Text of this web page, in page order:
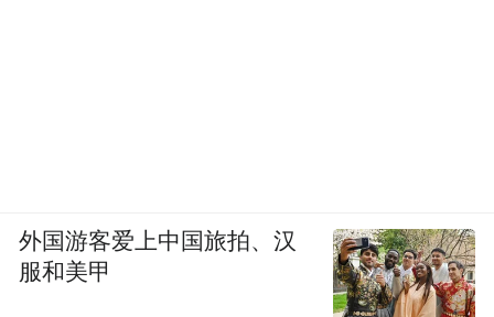
外国游客爱上中国旅拍、汉
服和美甲